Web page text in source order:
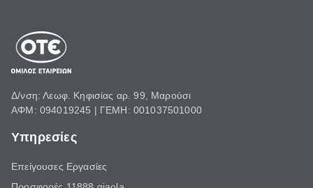
Δ/νση: Λεωφ. Κηφισίας αρ. 99, Μαρούσι
ΑΦΜ: 094019245 | ΓΕΜΗ: 001037501000
Υπηρεσίες
Επείγουσες Εργασίες